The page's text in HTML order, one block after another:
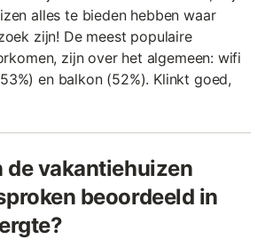
alles te bieden hebben waar
zijn! De meest populaire
zijn over het algemeen: wifi
en balkon (52%). Klinkt goed,
de vakantiehuizen
beoordeeld in